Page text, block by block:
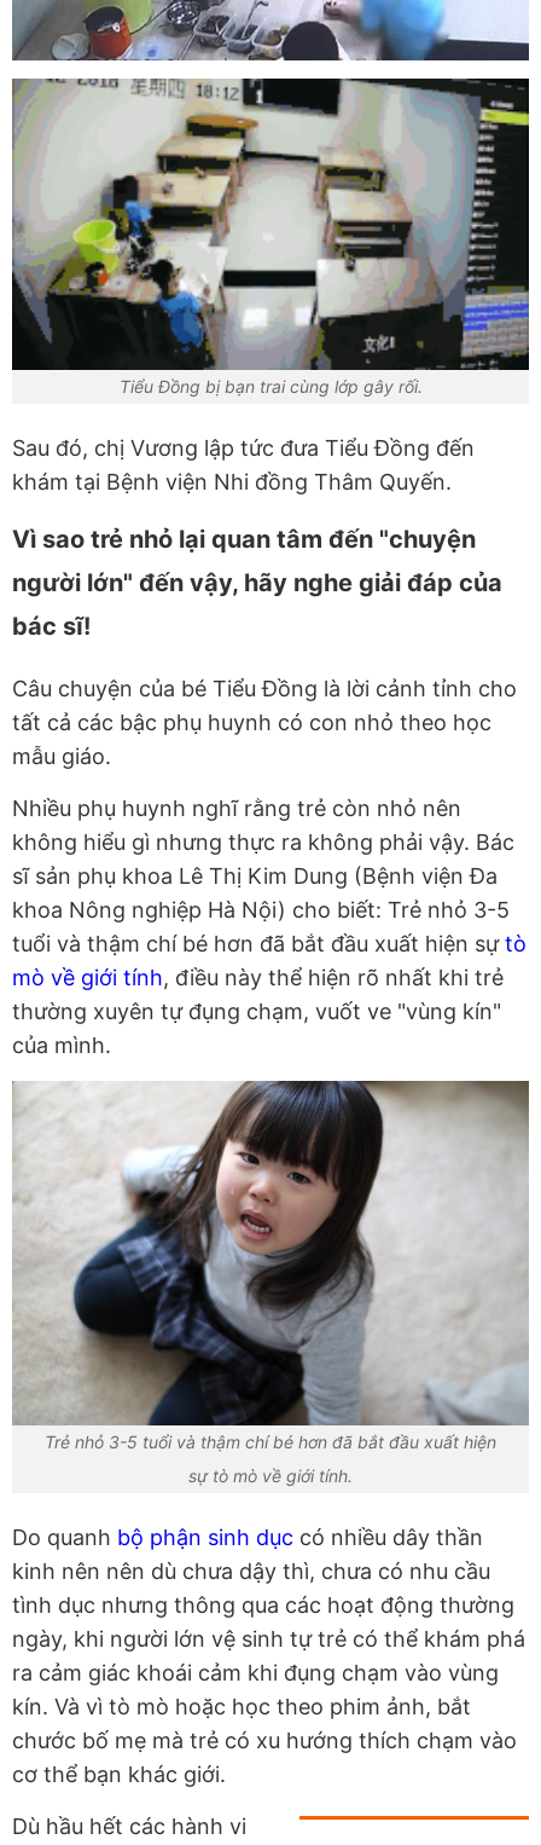
Tiểu Đồng bị bạn trai cùng lớp gây rối.
Sau đó, chị Vương lập tức đưa Tiểu Đồng đến
khám tại Bệnh viện Nhi đồng Thâm Quyến.
Vì sao trẻ nhỏ lại quan tâm đến "chuyện
người lớn" đến vậy, hãy nghe giải đáp của
bác sĩ!
Câu chuyện của bé Tiểu Đồng là lời cảnh tỉnh cho
tất cả các bậc phụ huynh có con nhỏ theo học
mẫu giáo.
Nhiều phụ huynh nghĩ rằng trẻ còn nhỏ nên
không hiểu gì nhưng thực ra không phải vậy. Bác
sĩ sản phụ khoa Lê Thị Kim Dung (Bệnh viện Đa
khoa Nông nghiệp Hà Nội) cho biết: Trẻ nhỏ 3-5
tuổi và thậm chí bé hơn đã bắt đầu xuất hiện sựtò
mò về giới tính, điều này thể hiện rõ nhất khi trẻ
thường xuyên tự đụng chạm, vuốt ve "vùng kín"
của mình.
Trẻ nhỏ 3-5 tuổi và thậm chí bé hơn đã bắt đầu xuất hiện
sự tò mò về giới tính.
Do quanh bộ phận sinh dục có nhiều dây thần
kinh nên nên dù chưa dậy thì, chưa có nhu cầu
tình dục nhưng thông qua các hoạt động thường
ngày, khi người lớn vệ sinh tự trẻ có thể khám phá
ra cảm giác khoái cảm khi đụng chạm vào vùng
kín. Và vì tò mò hoặc học theo phim ảnh, bắt
chước bố mẹ mà trẻ có xu hướng thích chạm vào
cơ thể bạn khác giới.
Dù hầu hết các hành vi